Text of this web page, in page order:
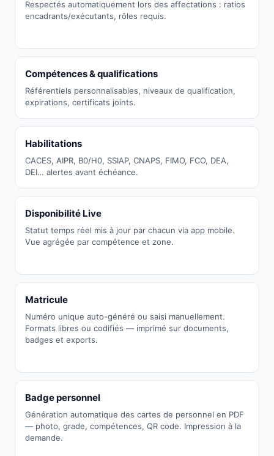
Respectés automatiquement lors des affectations : ratios
encadrants/exécutants, rôles requis.
Compétences & qualifications
Référentiels personnalisables, niveaux de qualification,
expirations, certificats joints.
Habilitations
CACES, AIPR, B0/H0, SSIAP, CNAPS, FIMO, FCO, DEA,
DEI… alertes avant échéance.
Disponibilité Live
Statut temps réel mis à jour par chacun via app mobile.
Vue agrégée par compétence et zone.
Matricule
Numéro unique auto-généré ou saisi manuellement.
Formats libres ou codifiés — imprimé sur documents,
badges et exports.
Badge personnel
Génération automatique des cartes de personnel en PDF
— photo, grade, compétences, QR code. Impression à la
demande.